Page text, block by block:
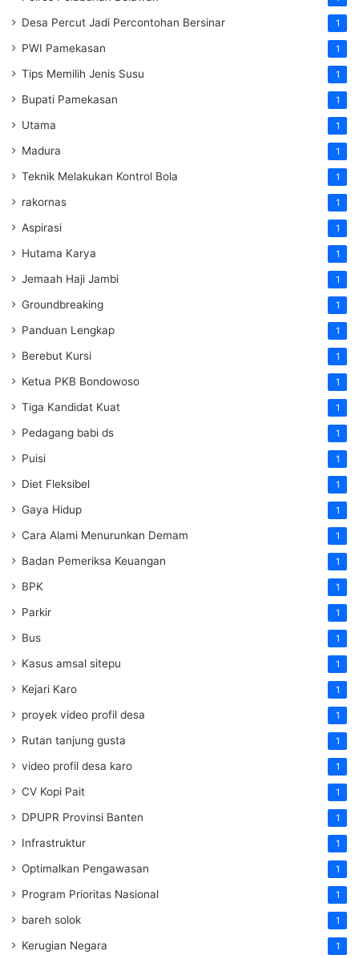
Desa Percut Jadi Percontohan Bersinar 1
PWI Pamekasan 1
Tips Memilih Jenis Susu 1
Bupati Pamekasan 1
Utama 1
Madura 1
Teknik Melakukan Kontrol Bola 1
rakornas 1
Aspirasi 1
Hutama Karya 1
Jemaah Haji Jambi 1
Groundbreaking 1
Panduan Lengkap 1
Berebut Kursi 1
Ketua PKB Bondowoso 1
Tiga Kandidat Kuat 1
Pedagang babi ds 1
Puisi 1
Diet Fleksibel 1
Gaya Hidup 1
Cara Alami Menurunkan Demam 1
Badan Pemeriksa Keuangan 1
BPK 1
Parkir 1
Bus 1
Kasus amsal sitepu 1
Kejari Karo 1
proyek video profil desa 1
Rutan tanjung gusta 1
video profil desa karo 1
CV Kopi Pait 1
DPUPR Provinsi Banten 1
Infrastruktur 1
Optimalkan Pengawasan 1
Program Prioritas Nasional 1
bareh solok 1
Kerugian Negara 1